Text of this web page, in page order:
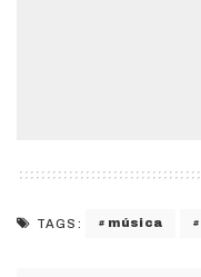
TAGS: música